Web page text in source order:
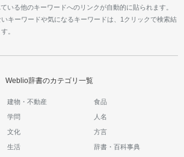
いる他のキーワードへのリンクが自動的に貼られます。
キーワードや気になるキーワードは、1クリックで検索結
。
Weblio辞書のカテゴリ一覧
建物・不動産 食品
学問 人名
文化 方言
生活 辞書・百科事典